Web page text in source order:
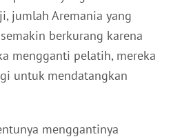
jumlah Aremania yang
berkurang karena
mengganti pelatih, mereka
untuk mendatangkan
menggantinya